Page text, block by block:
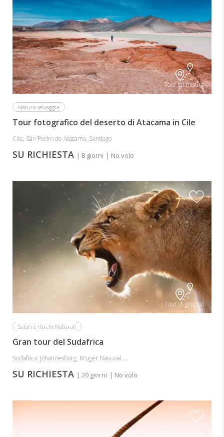
Tour su misura
Natura selvaggia
Tour fotografico del deserto di Atacama in Cile
Cile: San Pedro de Atacama, Santiago
SU RICHIESTA | 8 giorni | No volo
Tour di gruppo
Safari e Parchi Naturali
Gran tour del Sudafrica
Sudafrica: Johannesburg, Kruger National ...
SU RICHIESTA | 20 giorni | No volo